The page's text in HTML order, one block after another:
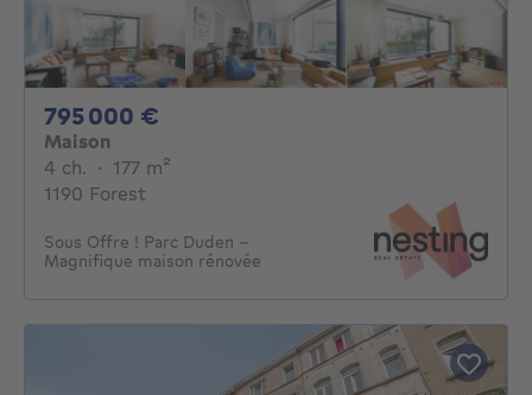
795 000 €
Maison
4 ch. 4 chambres
· 177 m²
1190 Forest
Sous Offre ! Parc Duden -
Magnifique maison rénovée